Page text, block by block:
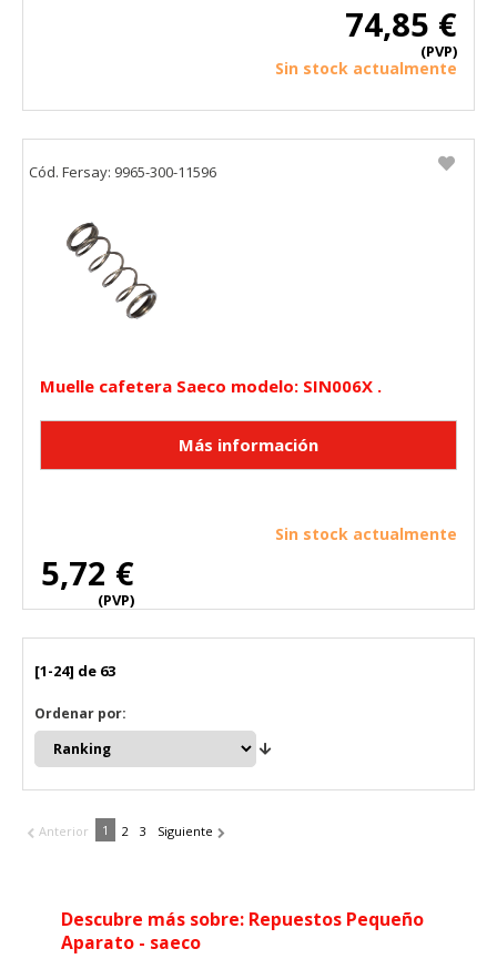
74,85 €
(PVP)
Sin stock actualmente
Muelle cafetera Saeco modelo: SIN006X .
5,72 €
(PVP)
Sin stock actualmente
Cód. Fersay: 9965-300-11596
[1-24] de 63
Ordenar por:
Anterior 1 2 3 Siguiente
Descubre más sobre: Repuestos Pequeño
Aparato - saeco